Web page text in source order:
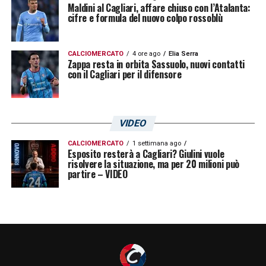
Mönchengladbach), Ilyas Fatih (Parma),
Giuseppe Pipitò (Juventus), Pietro Salvai
(Juventus), Roberto Scaglione (Genoa)”
LA PLAYLIST DELLE NOSTRE TOP NEWS
Maldini al Cagliari, affare chiuso con l’Atalanta:
cifre e formula del nuovo colpo rossoblù
CALCIOMERCATO 4 ore ago Elia Serra
Zappa resta in orbita Sassuolo, nuovi contatti
con il Cagliari per il difensore
VIDEO
CALCIOMERCATO 1 settimana ago
Esposito resterà a Cagliari? Giulini vuole
risolvere la situazione, ma per 20 milioni può
partire – VIDEO